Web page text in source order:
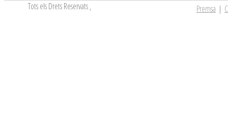
Tots els Drets Reservats. Premsa |